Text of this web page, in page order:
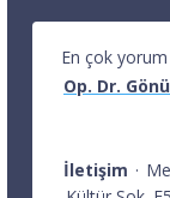
En çok
Op. Dr.
İletişim ·